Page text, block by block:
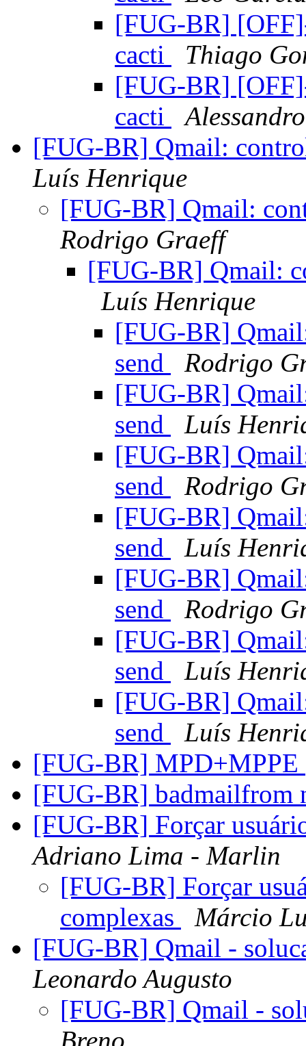
[FUG-BR]
cacti
Thiago
[FUG-BR]
cacti
[FUG-BR] Qmail:
Luís Henrique
[FUG-BR] Qmail:
Rodrigo Graeff
[FUG-BR] Qmail:
Luís Henrique
[FUG-BR]
send
Rodrigo
[FUG-BR]
send
Luís
[FUG-BR]
send
Rodrigo
[FUG-BR]
send
Luís
[FUG-BR]
send
Rodrigo
[FUG-BR]
send
Luís
[FUG-BR]
send
Luís
[FUG-BR] MPD+MPPE
[FUG-BR] badmailfrom
[FUG-BR] Forçar
Adriano Lima - Marlin
[FUG-BR] Forçar
complexas
Márcio
[FUG-BR] Qmail -
Leonardo Augusto
[FUG-BR] Qmail -